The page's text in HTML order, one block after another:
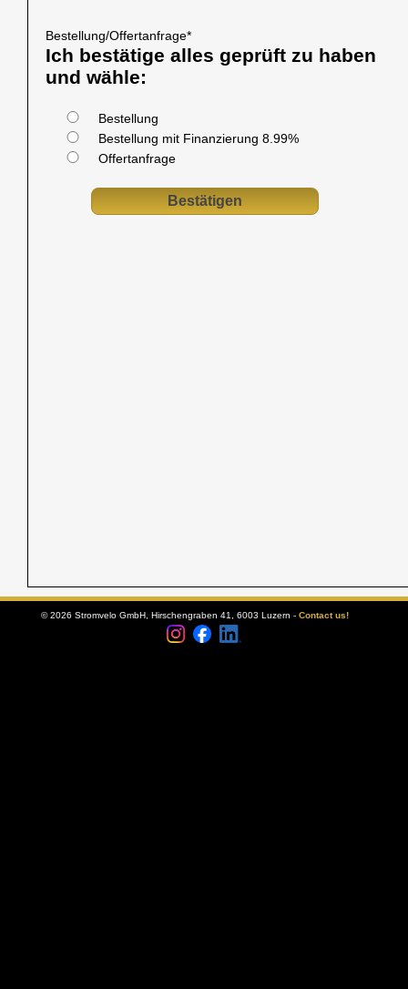
Bestellung/Offertanfrage*
Ich bestätige alles geprüft zu haben
und wähle:
Bestellung
Bestellung mit Finanzierung 8.99%
Offertanfrage
© 2026 Stromvelo GmbH, Hirschengraben 41, 6003 Luzern - Contact us!